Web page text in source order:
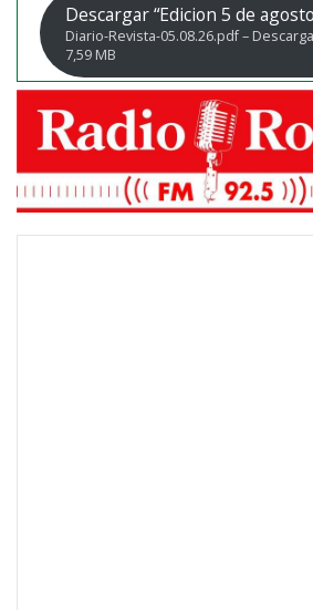
Descargar “Edicion 5 de
Diario-Revista-05.08.26.pdf –
7,59 MB